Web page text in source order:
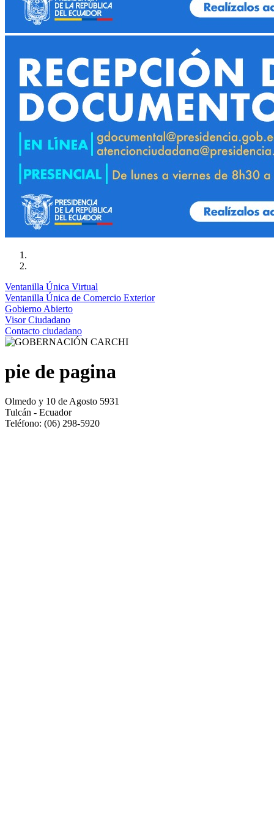
Ventanilla Única Virtual
Ventanilla Única de Comercio Exterior
Gobierno Abierto
Visor Ciudadano
Contacto ciudadano
pie de pagina
Olmedo y 10 de Agosto 5931
Tulcán - Ecuador
Teléfono: (06) 298-5920